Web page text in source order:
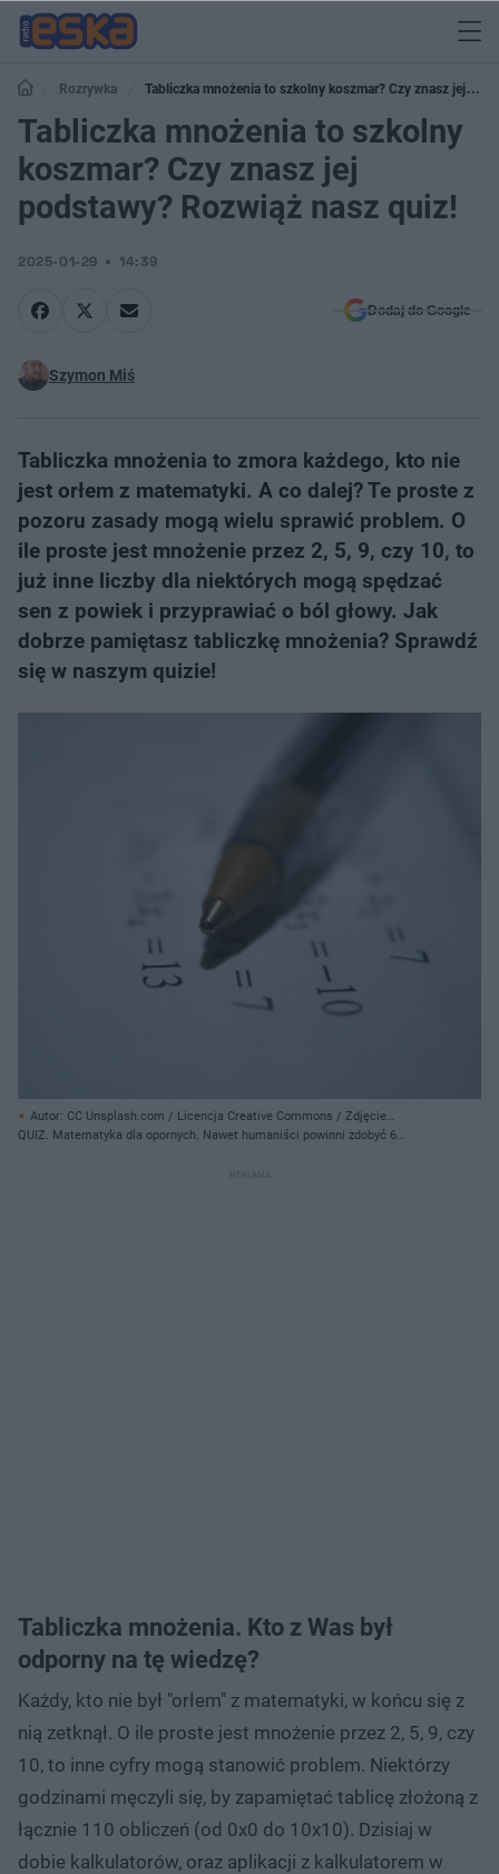
Rozrywka
Tabliczka mnożenia to szkolny koszmar? Czy znasz jej
podstawy? Rozwiąż nasz quiz!
Tabliczka mnożenia to szkolny
koszmar? Czy znasz jej
podstawy? Rozwiąż nasz quiz!
2025-01-29 14:39
Dodaj do Google
Szymon Miś
Tabliczka mnożenia to zmora każdego, kto nie
jest orłem z matematyki. A co dalej? Te proste z
pozoru zasady mogą wielu sprawić problem. O
ile proste jest mnożenie przez 2, 5, 9, czy 10, to
już inne liczby dla niektórych mogą spędzać
sen z powiek i przyprawiać o ból głowy. Jak
dobrze pamiętasz tabliczkę mnożenia? Sprawdź
się w naszym quizie!
Autor: CC Unsplash.com / Licencja Creative Commons / Zdjęcie
ilustracyjne/ Creative Commons
QUIZ. Matematyka dla opornych. Nawet humaniści powinni zdobyć 6
Tabliczka mnożenia. Kto z Was był
odporny na tę wiedzę?
Każdy, kto nie był "orłem" z matematyki, w końcu się z
nią zetknął. O ile proste jest mnożenie przez 2, 5, 9, czy
10, to inne cyfry mogą stanowić problem. Niektórzy
godzinami męczyli się, by zapamiętać tablicę złożoną z
łącznie 110 obliczeń (od 0x0 do 10x10). Dzisiaj w
dobie kalkulatorów, oraz aplikacji z kalkulatorem w